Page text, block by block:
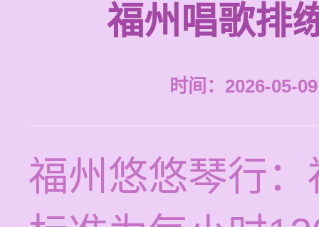
福州唱歌排
时间：2026-05-
福州悠悠琴行